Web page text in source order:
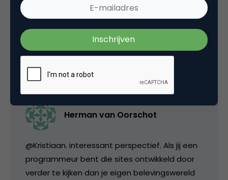
iedereen er om heen, van gebruiker tot
programmeur.
31 oktober 2007 om 12:41
Herman van Oorschot
@Kristiaan. interessant perspectief. Als jij een
programmeur bent die sites ontwikkeld door
verder te kijken dan je eigen belevingswereld